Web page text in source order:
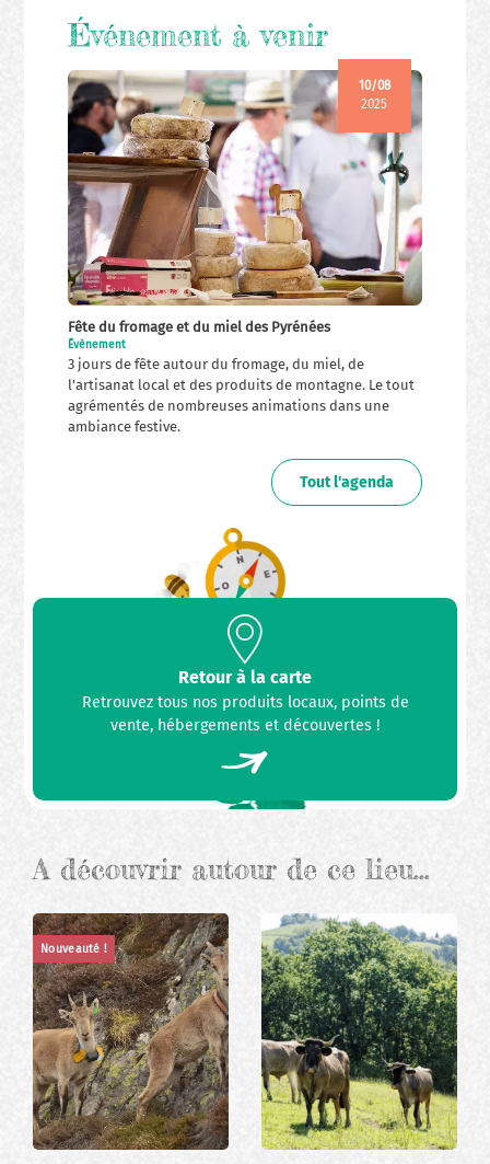
Événement à venir
10/08
2025
Fête du fromage et du miel des Pyrénées
Évènement
3 jours de fête autour du fromage, du miel, de
l'artisanat local et des produits de montagne. Le tout
agrémentés de nombreuses animations dans une
ambiance festive.
Tout l'agenda
Retour à la carte
Retrouvez tous nos produits locaux, points de
vente, hébergements et découvertes !
A découvrir autour de ce lieu…
Nouveauté !